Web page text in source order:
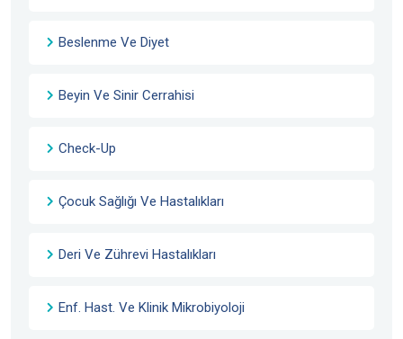
Beslenme Ve Diyet
Beyin Ve Sinir Cerrahisi
Check-Up
Çocuk Sağlığı Ve Hastalıkları
Deri Ve Zührevi Hastalıkları
Enf. Hast. Ve Klinik Mikrobiyoloji